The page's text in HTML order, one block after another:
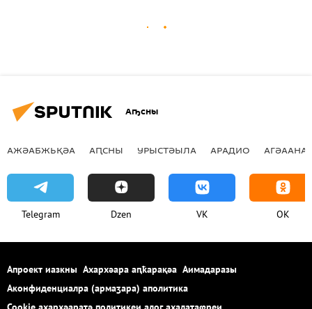
Аҧсны
АЖӘАБЖЬҚӘА АԤСНЫ УРЫСТӘЫЛА АРАДИО
Telegram Dzen VK OK
Апроект иазкны Ахархәара аԥҟарақәа Аимадаразы
Аконфиденциалра (армаӡара) аполитика